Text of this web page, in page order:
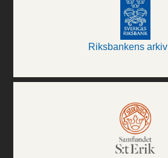
Riksbankens arkiv